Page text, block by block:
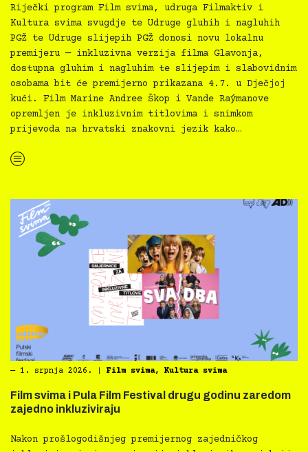
Riječki program Film svima, udruga Filmaktiv i
Kultura svima svugdje te Udruge gluhih i nagluhih
PGŽ te Udruge slijepih PGŽ donosi novu lokalnu
premijeru — inkluzivna verzija filma Glavonja,
dostupna gluhim i nagluhim te slijepim i slabovidnim
osobama bit će premijerno prikazana 4.7. u Dječjoj
kući. Film Marine Andree Škop i Vande Raýmanove
opremljen je inkluzivnim titlovima i snimkom
prijevoda na hrvatski znakovni jezik kako…
“Film svima riječka inkluzivna premijera filma Glavonja”
― 1. srpnja 2026. Film svima, Kultura svima
Film svima i Pula Film Festival drugu godinu zaredom
zajedno inkluziviraju
Nakon prošlogodišnjeg premijernog zajedničkog